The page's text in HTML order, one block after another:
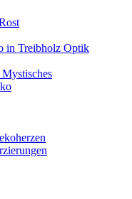
in Treibholz Optik